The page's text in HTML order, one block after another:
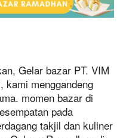
Gelar bazar PT. VIM
kami menggandeng
momen bazar di
pada
takjil dan kuliner